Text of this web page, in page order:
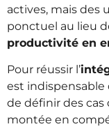
actives, mais des
ponctuel au lieu
productivité en
Pour réussir l’
est indispensable
de définir des cas
montée en